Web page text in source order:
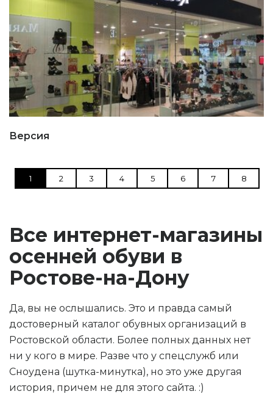
Версия
1 2 3 4 5 6 7 8
Все интернет-магазины
осенней обуви в
Ростове-на-Дону
Да, вы не ослышались. Это и правда самый
достоверный каталог обувных организаций в
Ростовской области. Более полных данных нет
ни у кого в мире. Разве что у спецслужб или
Сноудена (шутка-минутка), но это уже другая
история, причем не для этого сайта. :)